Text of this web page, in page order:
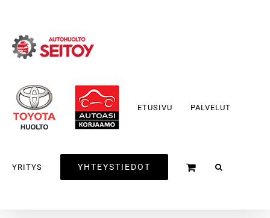
content
ETUSIVU PALVELUT
YRITYS YHTEYSTIEDOT